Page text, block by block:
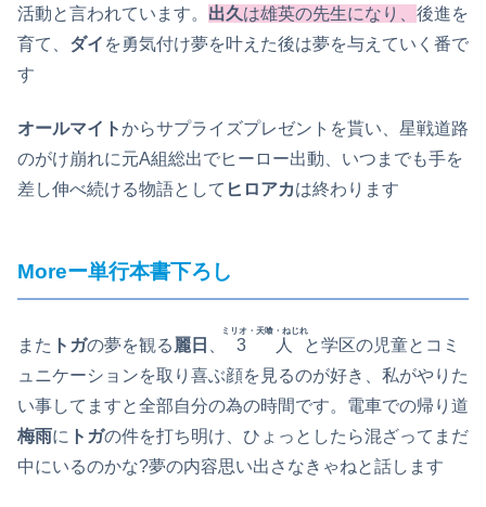
活動と言われています。 出久は雄英の先生になり、 後進を
育て、 ダイ を勇気付け夢を叶えた後は夢を与えていく番で
す
オールマイトからサプライズプレゼントを貰い、星戦道路
のがけ崩れに元A組総出でヒーロー出動、いつまでも手を
差し伸べ続ける物語として ヒロアカは終わります
Moreー単行本書下ろし
また トガの夢を観る 麗日 3人
ミリオ・天喰・ねじれ
と学区の児童とコミ
ュニケーションを取り喜ぶ顔を見るのが好き、私がやりた
い事してますと全部自分の為の時間です。電車での帰り道
梅雨に トガの件を打ち明け、ひょっとしたら混ざってまだ
中にいるのかな?夢の内容思い出さなきゃねと話します